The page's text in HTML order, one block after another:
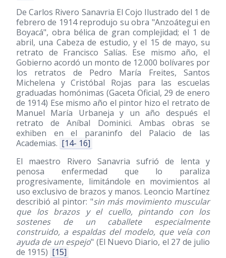
De Carlos Rivero Sanavria El Cojo Ilustrado del 1 de
febrero de 1914 reprodujo su obra "Anzoátegui en
Boyacá", obra bélica de gran complejidad; el 1 de
abril, una Cabeza de estudio, y el 15 de mayo, su
retrato de Francisco Salías. Ese mismo año, el
Gobierno acordó un monto de 12.000 bolívares por
los retratos de Pedro María Freites, Santos
Michelena y Cristóbal Rojas para las escuelas
graduadas homónimas (Gaceta Oficial, 29 de enero
de 1914) Ese mismo año el pintor hizo el retrato de
Manuel María Urbaneja y un año después el
retrato de Aníbal Dominici. Ambas obras se
exhiben en el paraninfo del Palacio de las
Academias. [14- 16]
El maestro Rivero Sanavria sufrió de lenta y
penosa enfermedad que lo paraliza
progresivamente, limitándole en movimientos al
uso exclusivo de brazos y manos. Leoncio Martínez
describió al pintor: "sin más movimiento muscular
que los brazos y el cuello, pintando con los
sostenes de un caballete especialmente
construido, a espaldas del modelo, que veía con
ayuda de un espejo" (El Nuevo Diario, el 27 de julio
de 1915) [15]